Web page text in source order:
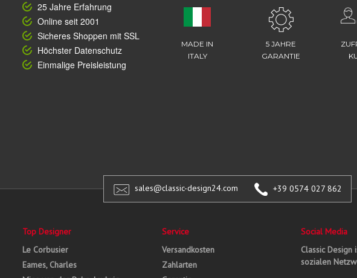
25 Jahre Erfahrung
Online seit 2001
Sicheres Shoppen mit SSL
Höchster Datenschutz
Einmalige Preisleistung
MADE IN
ITALY
5 JAHRE
GARANTIE
sales@classic-design24.com +39 0574 027 862
Top Designer
Le Corbusier
Eames, Charles
Service
Versandkosten
Zahlarten
Social Media
Classic
sozialen